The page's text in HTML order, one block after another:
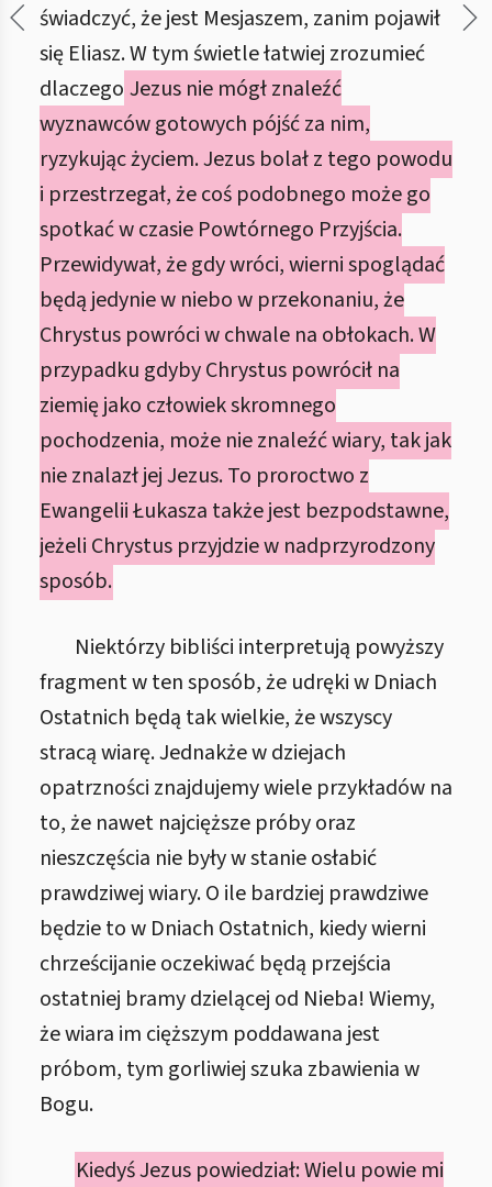
świadczyć, że jest Mesjaszem, zanim pojawił
się Eliasz. W tym świetle łatwiej zrozumieć
dlaczego Jezus nie mógł znaleźć
wyznawców gotowych pójść za nim,
ryzykując życiem. Jezus bolał z tego powodu
i przestrzegał, że coś podobnego może go
spotkać w czasie Powtórnego Przyjścia.
Przewidywał, że gdy wróci, wierni spoglądać
będą jedynie w niebo w przekonaniu, że
Chrystus powróci w chwale na obłokach. W
przypadku gdyby Chrystus powrócił na
ziemię jako człowiek skromnego
pochodzenia, może nie znaleźć wiary, tak jak
nie znalazł jej Jezus. To proroctwo z
Ewangelii Łukasza także jest bezpodstawne,
jeżeli Chrystus przyjdzie w nadprzyrodzony
sposób.
Niektórzy bibliści interpretują powyższy
fragment w ten sposób, że udręki w Dniach
Ostatnich będą tak wielkie, że wszyscy
stracą wiarę. Jednakże w dziejach
opatrzności znajdujemy wiele przykładów na
to, że nawet najcięższe próby oraz
nieszczęścia nie były w stanie osłabić
prawdziwej wiary. O ile bardziej prawdziwe
będzie to w Dniach Ostatnich, kiedy wierni
chrześcijanie oczekiwać będą przejścia
ostatniej bramy dzielącej od Nieba! Wiemy,
że wiara im cięższym poddawana jest
próbom, tym gorliwiej szuka zbawienia w
Bogu.
Kiedyś Jezus powiedział: Wielu powie mi